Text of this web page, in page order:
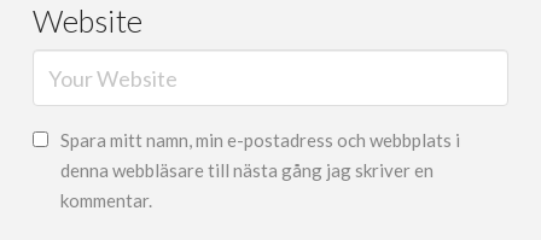
Website
Spara mitt namn, min e-postadress och webbplats i
denna webbläsare till nästa gång jag skriver en
kommentar.